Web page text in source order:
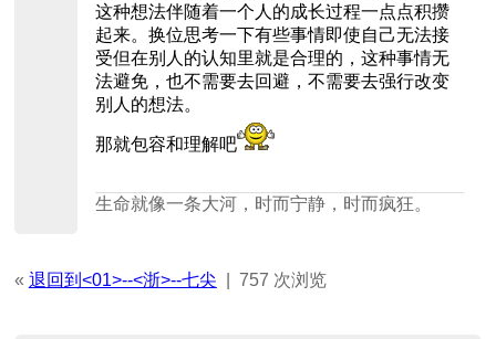
这种想法伴随着一个人的成长过程一点点积攒
起来。换位思考一下有些事情即使自己无法接
受但在别人的认知里就是合理的，这种事情无
法避免，也不需要去回避，不需要去强行改变
别人的想法。
那就包容和理解吧
生命就像一条大河，时而宁静，时而疯狂。
« 退回到<01>--<浙>--七尖 757 次浏览